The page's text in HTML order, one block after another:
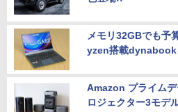
メモリ32GBでも予
yzen搭載dynabook
Amazon プライム
ロジェクター3モデ